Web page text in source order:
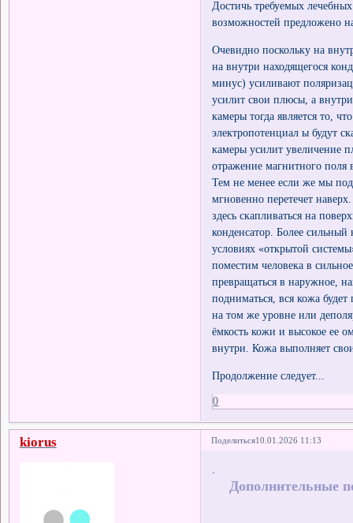
Достичь требуемых
возможностей предложено
Очевидно поскольку на
на внутри находящегося
минус) усиливают
усилит свои плюсы, а
камеры тогда является то,
электропотенциал ы будут
камеры усилит увеличение
отражение магнитного поля
Тем не менее если же мы
мгновенно перетечет
здесь скапливаться на
конденсатор. Более
условиях «открытой
поместим человека в
превращаться в наружное,
подниматься, вся кожа будет
на том же уровне или
ёмкость кожи и высокое ее
внутри. Кожа выполняет
Продолжение следует...
0
Поделиться10.01.2026 11:13
kiorus
.
Дополнительные